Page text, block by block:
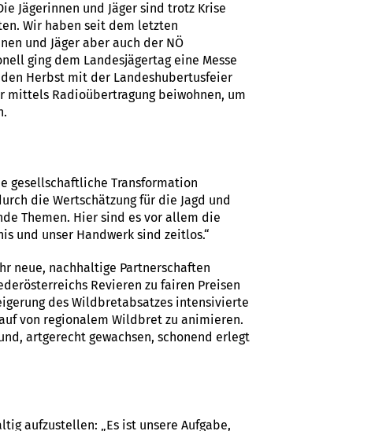
Jägerinnen und Jäger sind trotz Krise
Wir haben seit dem letzten
und Jäger aber auch der NÖ
ging dem Landesjägertag eine Messe
Herbst mit der Landeshubertusfeier
mittels Radioübertragung beiwohnen, um
gesellschaftliche Transformation
die Wertschätzung für die Jagd und
Themen. Hier sind es vor allem die
und unser Handwerk sind zeitlos.“
neue, nachhaltige Partnerschaften
Revieren zu fairen Preisen
des Wildbretabsatzes intensivierte
von regionalem Wildbret zu animieren.
artgerecht gewachsen, schonend erlegt
aufzustellen: „Es ist unsere Aufgabe,